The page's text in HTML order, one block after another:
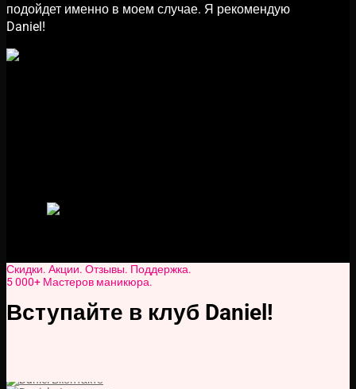
подойдет именно в моем случае. Я рекомендую
Daniel!
Скидки. Акции. Отзывы. Поддержка.
5 000+ Мастеров маникюра.
Вступайте в клуб Daniel!